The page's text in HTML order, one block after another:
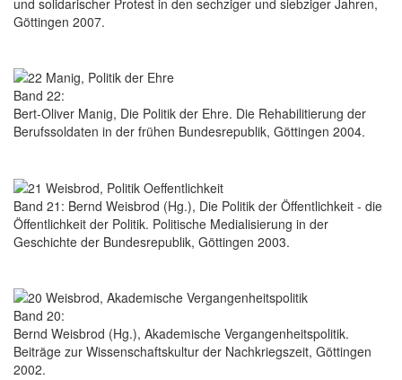
und solidarischer Protest in den sechziger und siebziger Jahren,
Göttingen 2007.
Band 22:
Bert-Oliver Manig, Die Politik der Ehre. Die Rehabilitierung der
Berufssoldaten in der frühen Bundesrepublik, Göttingen 2004.
Band 21: Bernd Weisbrod (Hg.), Die Politik der Öffentlichkeit - die
Öffentlichkeit der Politik. Politische Medialisierung in der
Geschichte der Bundesrepublik, Göttingen 2003.
Band 20:
Bernd Weisbrod (Hg.), Akademische Vergangenheitspolitik.
Beiträge zur Wissenschaftskultur der Nachkriegszeit, Göttingen
2002.